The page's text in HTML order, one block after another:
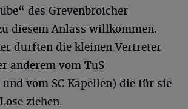
des Grevenbroicher
diesem Anlass willkommen.
durften die kleinen Vertreter
anderem vom TuS
vom SC Kapellen) die für sie
ziehen.